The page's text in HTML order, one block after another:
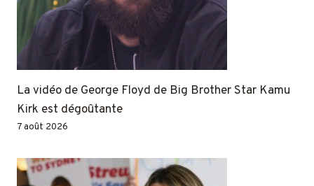
La vidéo de George Floyd de Big Brother Star Kamu
Kirk est dégoûtante
7 août 2026